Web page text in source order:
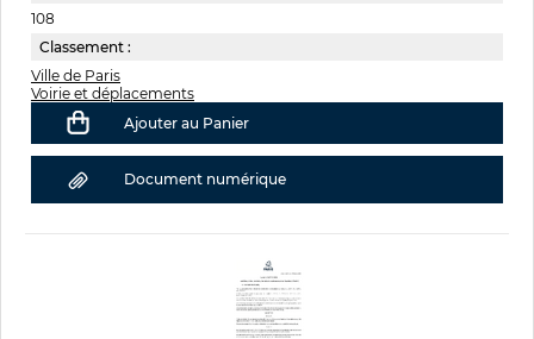
108
Classement :
Ville de Paris
Voirie et déplacements
Ajouter au Panier
Document numérique